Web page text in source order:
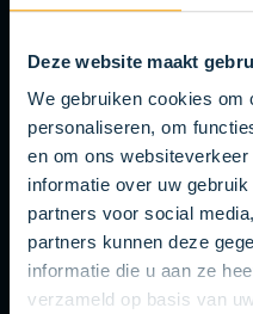
Deze website maakt
We gebruiken cookies om
personaliseren, om
en om ons
informatie over uw
partners voor social
partners kunnen deze
informatie die u aan ze
verzameld op basis van
Dankzij onze
productie en
duurzame oplossing.